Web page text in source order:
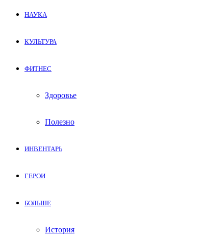
НАУКА
КУЛЬТУРА
ФИТНЕС
Здоровье
Полезно
ИНВЕНТАРЬ
ГЕРОИ
БОЛЬШЕ
История